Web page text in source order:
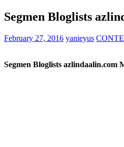
Segmen Bloglists
February 27, 2016 yanieyus
Segmen Bloglists azlindaalin.com